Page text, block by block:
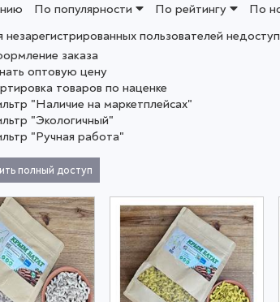
По популярности По рейтингу По
незарегистрированных пользователей
заказа
оптовую цену
товаров по наценке
"Наличие на маркетплейсах"
"Экологичный"
"Ручная работа"
полный доступ